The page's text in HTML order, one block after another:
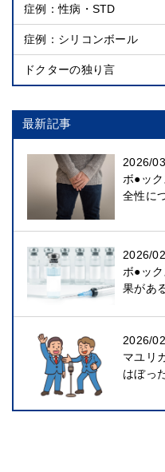
症例：性病・STD
症例：シリコンボール
ドクターの独り言
最新記事
2026/
ボ●ッ
全性に
2026/
ボ●ッ
果があ
2026/
マユリ
はぼっ